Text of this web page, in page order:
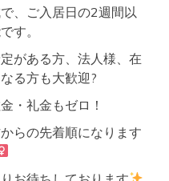
、ご入居日の2週間以
す。
がある方、法人様、在
る方も大歓迎?
・礼金もゼロ！
らの先着順になります